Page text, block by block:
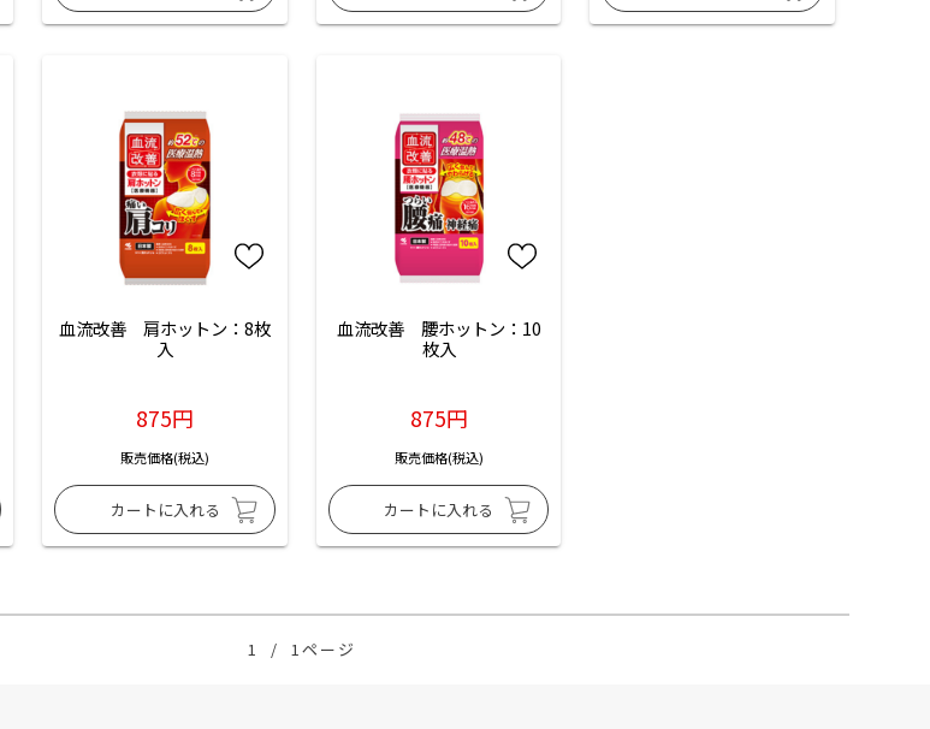
血流改善　肩ホットン：8枚
入
875円
販売価格(税込)
血流改善　腰ホットン：10
枚入
875円
販売価格(税込)
1 / 1ページ